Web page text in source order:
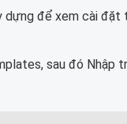
để xem cài đặt
sau đó Nhập